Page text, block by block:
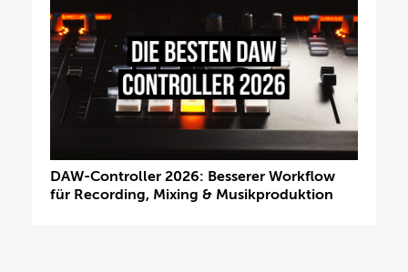
DAW-Controller 2026: Besserer Workflow
für Recording, Mixing & Musikproduktion